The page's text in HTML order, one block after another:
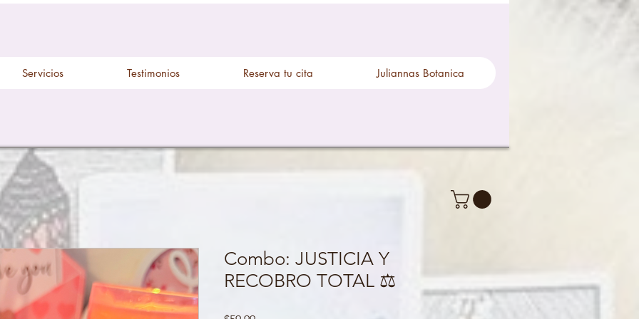
Servicios Testimonios Reserva tu cita Juliannas Botanica
Combo: JUSTICIA Y
RECOBRO TOTAL ⚖️